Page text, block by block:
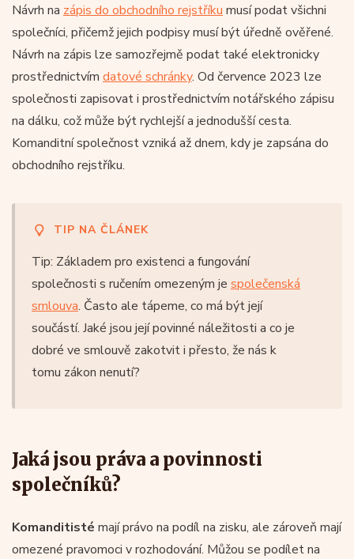
Návrh na zápis do obchodního rejstříku musí podat všichni
společníci, přičemž jejich podpisy musí být úředně ověřené.
Návrh na zápis lze samozřejmě podat také elektronicky
prostřednictvím datové schránky. Od července 2023 lze
společnosti zapisovat i prostřednictvím notářského zápisu
na dálku, což může být rychlejší a jednodušší cesta.
Komanditní společnost vzniká až dnem, kdy je zapsána do
obchodního rejstříku.
TIP NA ČLÁNEK
Tip: Základem pro existenci a fungování
společnosti s ručením omezeným je společenská
smlouva. Často ale tápeme, co má být její
součástí. Jaké jsou její povinné náležitosti a co je
dobré ve smlouvě zakotvit i přesto, že nás k
tomu zákon nenutí?
Jaká jsou práva a povinnosti
společníků?
Komanditisté mají právo na podíl na zisku, ale zároveň mají
omezené pravomoci v rozhodování. Můžou se podílet na